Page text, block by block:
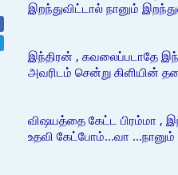
இறந்துவிட்டால் நானும்
இந்திரன் , கவலைப்படாதே
அவரிடம் சென்று கிளியின்
விஷயத்தை கேட்ட பிரம்மா ,
உதவி கேட்போம்...வா